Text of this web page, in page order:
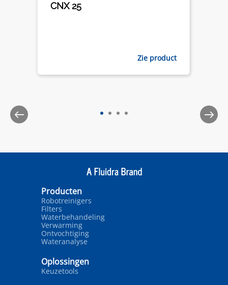
CNX 25
Zie product
Producten
Robotreinigers
Filters
Waterbehandeling
Verwarming
Ontvochtiging
Wateranalyse
Oplossingen
Keuzetools